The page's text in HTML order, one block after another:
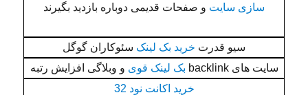
سازی سایت و صفحات قدیمی دوباره بازدید بگیرند
سیو قدرت خرید بک لینک سئوکاران گوگل
سایت های backlink
بک لینک قوی و وبلاگی افزایش رتبه
خرید اکانت نود 32